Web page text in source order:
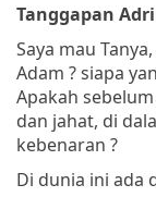
Tanggapan
Saya mau
Adam ? siapa
Apakah
dan jahat, di
kebenaran ?
Di dunia ini ada